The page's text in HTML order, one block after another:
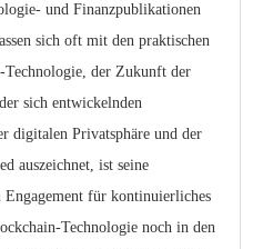
und Finanzpublikationen
sich oft mit den praktischen
der Zukunft der
sich entwickelnden
digitalen Privatsphäre und der
auszeichnet, ist seine
Engagement für kontinuierliches
Technologie noch in den